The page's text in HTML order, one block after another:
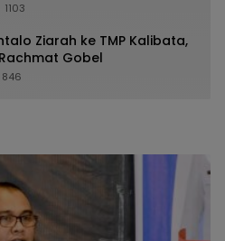
Gobel
1103
Ziarah ke TMP Kalibata,
Gobel
846